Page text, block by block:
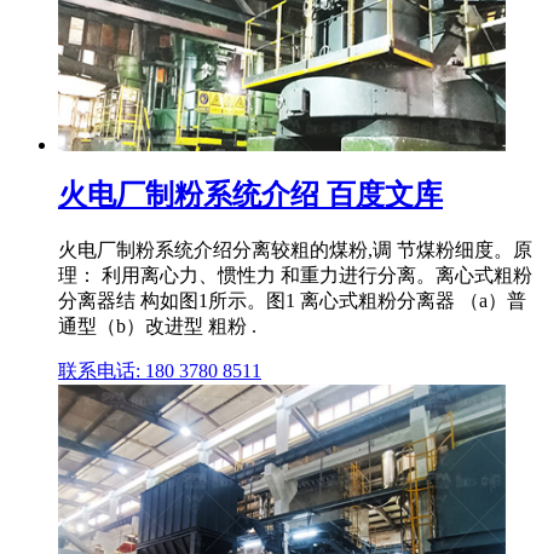
火电厂制粉系统介绍 百度文库
火电厂制粉系统介绍分离较粗的煤粉,调 节煤粉细度。原
理： 利用离心力、惯性力 和重力进行分离。离心式粗粉
分离器结 构如图1所示。图1 离心式粗粉分离器 （a）普
通型（b）改进型 粗粉 .
联系电话: 180 3780 8511